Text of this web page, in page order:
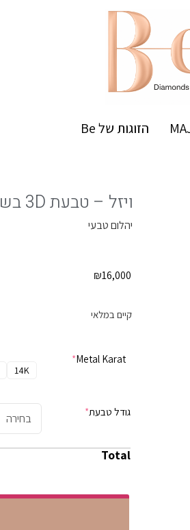
הזוגות של Be
ויזל – טבעת 3D בשיבוץ יהלום עגול מרכזי
יהלום טבעי
₪16,000
קיים במלאי
Metal Karat
*
14K
גודל טבעת*
Total